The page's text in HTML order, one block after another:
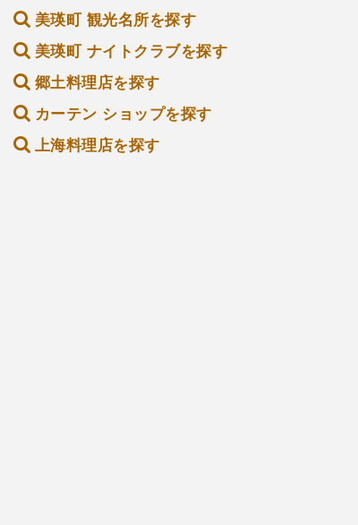
美瑛町 観光名所を探す
美瑛町 ナイトクラブを探す
郷土料理店を探す
カーテン ショップを探す
上海料理店を探す